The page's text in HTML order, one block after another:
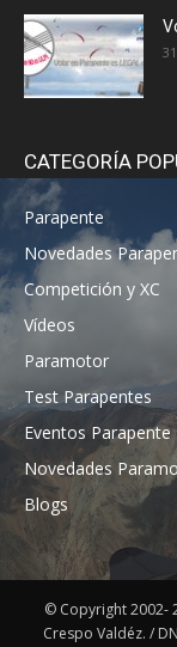
CATEGORÍA
Parapente
Novedades
Competición y XC
Vídeos
Paramotor
Test Parapentes
Eventos Parapente
Novedades
Blogs
© Copyright 2002-
Crespo Valdéz. /